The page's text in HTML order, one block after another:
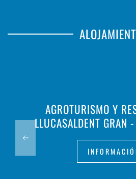
AGROTURISMO Y
LLUCASALDENT GRAN